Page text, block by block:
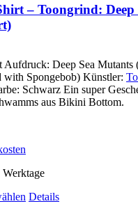
mehrere
Varianten
können
auf
der
Produktseite
– Toongrind: Deep
Aufdruck: Deep Sea Mutants
with Spongebob) Künstler:
Schwarz Ein super
aus Bikini Bottom.
Werktage
Dieses
Details